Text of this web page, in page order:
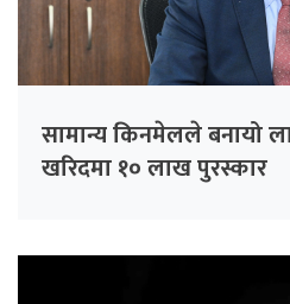
सामान्य किनमेलले बनायो
खरिदमा १० लाख पुरस्कार